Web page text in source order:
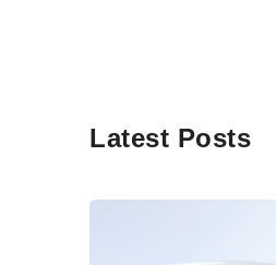
Latest Posts